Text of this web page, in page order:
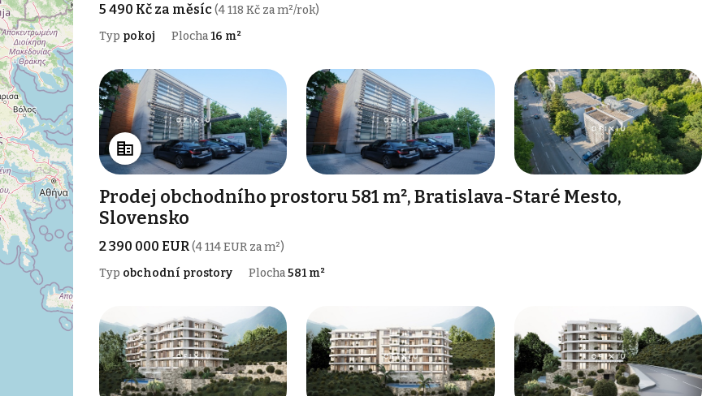
5 490 Kč za měsíc(4 118 Kč za m²/rok)
Typ pokoj Plocha16 m²
Prodej obchodního prostoru 581 m², Bratislava-Staré Mesto,
Slovensko
2 390 000 EUR(4 114 EUR za m²)
Typ obchodní prostory Plocha581 m²